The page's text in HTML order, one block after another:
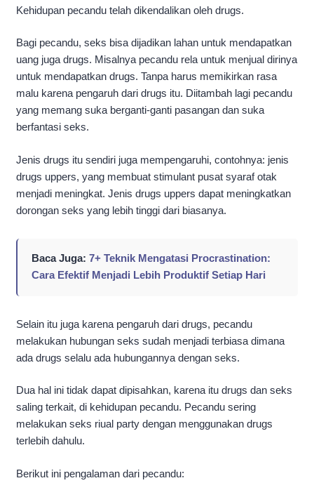
Kehidupan pecandu telah dikendalikan oleh drugs.
Bagi pecandu, seks bisa dijadikan lahan untuk mendapatkan
uang juga drugs. Misalnya pecandu rela untuk menjual dirinya
untuk mendapatkan drugs. Tanpa harus memikirkan rasa
malu karena pengaruh dari drugs itu. Diitambah lagi pecandu
yang memang suka berganti-ganti pasangan dan suka
berfantasi seks.
Jenis drugs itu sendiri juga mempengaruhi, contohnya: jenis
drugs uppers, yang membuat stimulant pusat syaraf otak
menjadi meningkat. Jenis drugs uppers dapat meningkatkan
dorongan seks yang lebih tinggi dari biasanya.
Baca Juga: 7+ Teknik Mengatasi Procrastination:
Cara Efektif Menjadi Lebih Produktif Setiap Hari
Selain itu juga karena pengaruh dari drugs, pecandu
melakukan hubungan seks sudah menjadi terbiasa dimana
ada drugs selalu ada hubungannya dengan seks.
Dua hal ini tidak dapat dipisahkan, karena itu drugs dan seks
saling terkait, di kehidupan pecandu. Pecandu sering
melakukan seks riual party dengan menggunakan drugs
terlebih dahulu.
Berikut ini pengalaman dari pecandu: